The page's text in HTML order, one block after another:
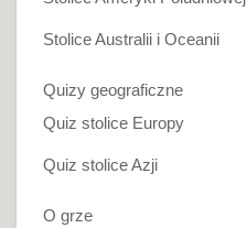
Stolice Australii i Oceanii
Quizy geograficzne
Quiz stolice Europy
Quiz stolice Azji
O grze